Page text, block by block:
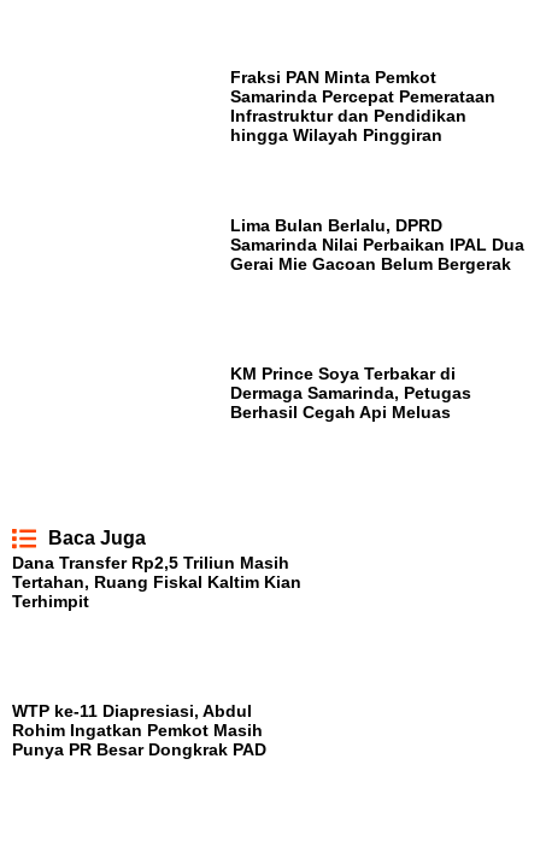
Fraksi PAN Minta Pemkot
Samarinda Percepat Pemerataan
Infrastruktur dan Pendidikan
hingga Wilayah Pinggiran
Lima Bulan Berlalu, DPRD
Samarinda Nilai Perbaikan IPAL Dua
Gerai Mie Gacoan Belum Bergerak
KM Prince Soya Terbakar di
Dermaga Samarinda, Petugas
Berhasil Cegah Api Meluas
Baca Juga
Dana Transfer Rp2,5 Triliun Masih
Tertahan, Ruang Fiskal Kaltim Kian
Terhimpit
WTP ke-11 Diapresiasi, Abdul
Rohim Ingatkan Pemkot Masih
Punya PR Besar Dongkrak PAD